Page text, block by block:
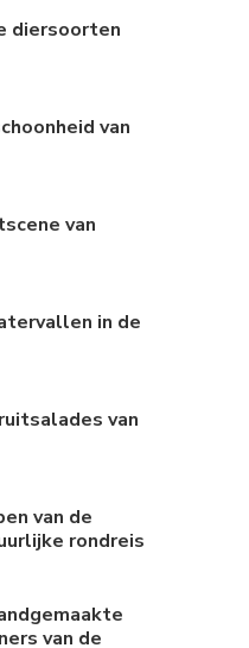
diersoorten
van
van
in de
van
van de
rondreis
van de